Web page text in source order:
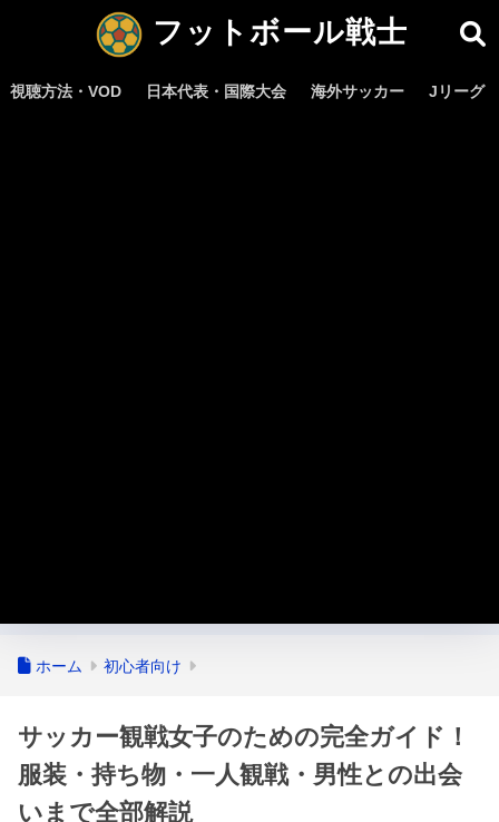
フットボール戦士
視聴方法・VOD 日本代表・国際大会 海外サッカー Jリーグ
ホーム 初心者向け
サッカー観戦女子のための完全ガイド！
服装・持ち物・一人観戦・男性との出会
いまで全部解説